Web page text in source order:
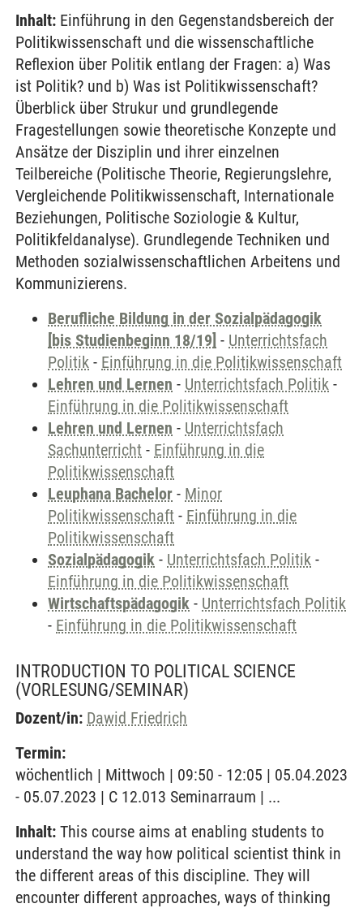
Inhalt: Einführung in den Gegenstandsbereich der
Politikwissenschaft und die wissenschaftliche
Reflexion über Politik entlang der Fragen: a) Was
ist Politik? und b) Was ist Politikwissenschaft?
Überblick über Strukur und grundlegende
Fragestellungen sowie theoretische Konzepte und
Ansätze der Disziplin und ihrer einzelnen
Teilbereiche (Politische Theorie, Regierungslehre,
Vergleichende Politikwissenschaft, Internationale
Beziehungen, Politische Soziologie & Kultur,
Politikfeldanalyse). Grundlegende Techniken und
Methoden sozialwissenschaftlichen Arbeitens und
Kommunizierens.
Berufliche Bildung in der Sozialpädagogik
[bis Studienbeginn 18/19] - Unterrichtsfach
Politik - Einführung in die Politikwissenschaft
Lehren und Lernen - Unterrichtsfach Politik -
Einführung in die Politikwissenschaft
Lehren und Lernen - Unterrichtsfach
Sachunterricht - Einführung in die
Politikwissenschaft
Leuphana Bachelor - Minor
Politikwissenschaft - Einführung in die
Politikwissenschaft
Sozialpädagogik - Unterrichtsfach Politik -
Einführung in die Politikwissenschaft
Wirtschaftspädagogik - Unterrichtsfach Politik
- Einführung in die Politikwissenschaft
INTRODUCTION TO POLITICAL SCIENCE
(VORLESUNG/SEMINAR)
Dozent/in: Dawid Friedrich
Termin:
wöchentlich | Mittwoch | 09:50 - 12:05 | 05.04.2023
- 05.07.2023 | C 12.013 Seminarraum | ...
Inhalt: This course aims at enabling students to
understand the way how political scientist think in
the different areas of this discipline. They will
encounter different approaches, ways of thinking